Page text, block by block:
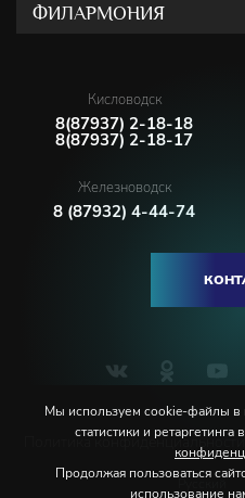
ФИЛАРМОНИЯ
Кисловодск
8(87937) 2-18-18
8(87937) 2-18-17
Железноводск
8 (87932) 4-44-74
Политика конфиденциальности
Мы используем cookie-файлы в
статистики и ретаргетинга
Продолжая пользоваться
использование